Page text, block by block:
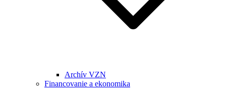
Archív VZN
Financovanie a ekonomika